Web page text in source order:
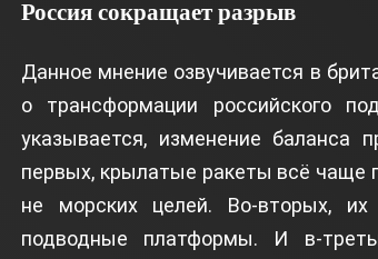
Россия сокращает разрыв
Данное мнение озвучивается в
о трансформации российского
указывается, изменение баланса
первых, крылатые ракеты всё чаще
не морских целей. Во-вторых, их
подводные платформы. И в-